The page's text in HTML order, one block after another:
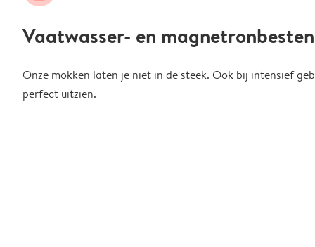
Vaatwasser- en
Onze mokken laten je niet in de steek. Ook bij intensief
perfect uitzien.